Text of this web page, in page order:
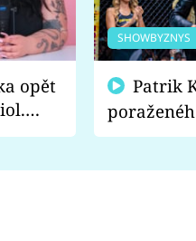
opět
a
SHOWBYZNYS
fanoušci